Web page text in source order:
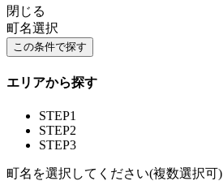
閉じる
町名選択
エリアから探す
STEP1
STEP2
STEP3
町名を選択してください(複数選択可)